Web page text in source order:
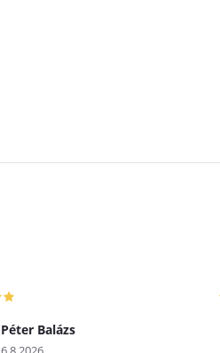
Péter Balázs